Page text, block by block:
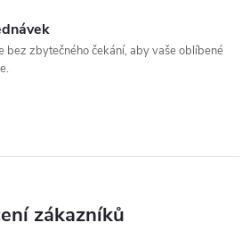
zbytečného čekání, aby vaše oblíbené
zákazníků